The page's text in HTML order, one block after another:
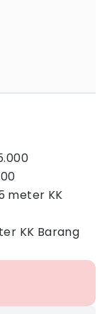
meter KK
KK Barang